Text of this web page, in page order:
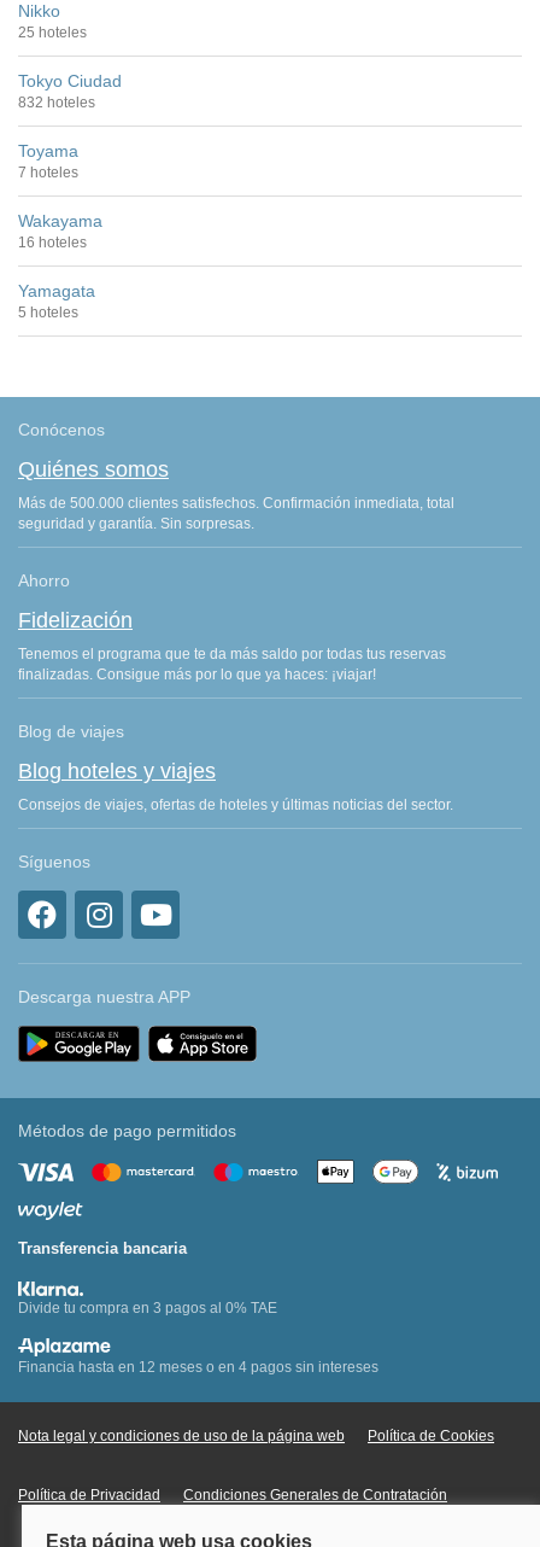
Nikko
25 hoteles
Tokyo Ciudad
832 hoteles
Toyama
7 hoteles
Wakayama
16 hoteles
Yamagata
5 hoteles
Conócenos
Quiénes somos
Más de 500.000 clientes satisfechos. Confirmación inmediata, total
seguridad y garantía. Sin sorpresas.
Ahorro
Fidelización
Tenemos el programa que te da más saldo por todas tus reservas
finalizadas. Consigue más por lo que ya haces: ¡viajar!
Blog de viajes
Blog hoteles y viajes
Consejos de viajes, ofertas de hoteles y últimas noticias del sector.
Síguenos
Descarga nuestra APP
Métodos de pago permitidos
Transferencia bancaria
Divide tu compra en 3 pagos al 0% TAE
Financia hasta en 12 meses o en 4 pagos sin intereses
Nota legal y condiciones de uso de la página web Política de Cookies
Política de Privacidad Condiciones Generales de Contratación